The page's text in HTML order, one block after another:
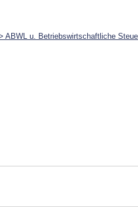
ABWL u. Betriebswirtschaftliche